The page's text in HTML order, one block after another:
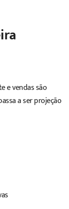
e vendas são
a ser projeção